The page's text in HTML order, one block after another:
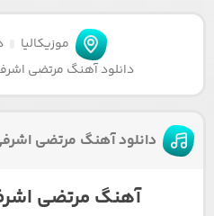
موزیکالیا
دانلود آهنگ مرتضی
دانلود آهنگ مرتضی
آهنگ مرتضی